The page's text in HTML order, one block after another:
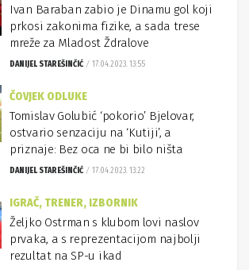
Ivan Baraban zabio je Dinamu gol koji
prkosi zakonima fizike, a sada trese
mreže za Mladost Ždralove
DANIJEL STAREŠINČIĆ 17.04.2023. 13:55
ČOVJEK ODLUKE
Tomislav Golubić ‘pokorio’ Bjelovar,
ostvario senzaciju na ‘Kutiji’, a
priznaje: Bez oca ne bi bilo ništa
DANIJEL STAREŠINČIĆ 17.04.2023. 13:22
IGRAČ, TRENER, IZBORNIK
Željko Ostrman s klubom lovi naslov
prvaka, a s reprezentacijom najbolji
rezultat na SP-u ikad